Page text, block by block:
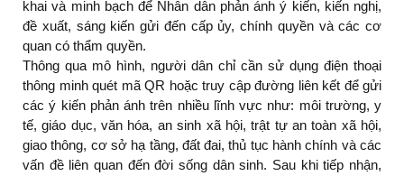
khai và minh bạch để Nhân dân phản ánh ý kiến, kiến nghị,
đề xuất, sáng kiến gửi đến cấp ủy, chính quyền và các cơ
quan có thẩm quyền.
Thông qua mô hình, người dân chỉ cần sử dụng điện thoại
thông minh quét mã QR hoặc truy cập đường liên kết để gửi
các ý kiến phản ánh trên nhiều lĩnh vực như: môi trường, y
tế, giáo dục, văn hóa, an sinh xã hội, trật tự an toàn xã hội,
giao thông, cơ sở hạ tầng, đất đai, thủ tục hành chính và các
vấn đề liên quan đến đời sống dân sinh. Sau khi tiếp nhận,